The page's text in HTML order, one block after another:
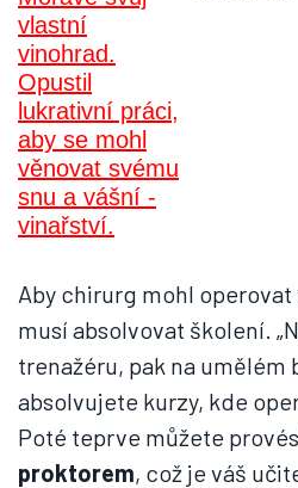
Aby chirurg mohl
musí absolvovat školení.
trenažéru, pak na umělém
absolvujete kurzy, kde
Poté teprve můžete
proktorem, což je váš